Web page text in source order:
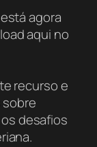
agora
aqui no
recurso e
desafios